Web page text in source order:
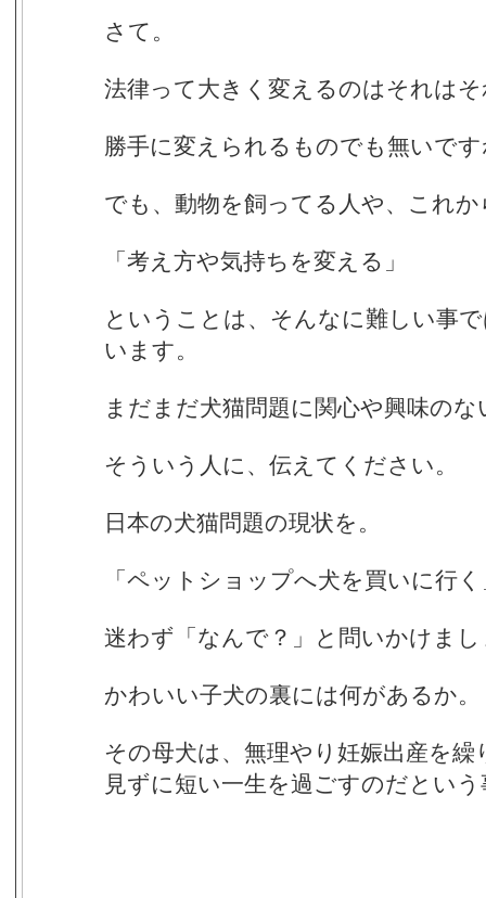
さて。
法律って大きく変えるのはそれは
勝手に変えられるものでも無いで
でも、動物を飼ってる人や、これ
「考え方や気持ちを変える」
ということは、そんなに難しい事
います。
まだまだ犬猫問題に関心や興味の
そういう人に、伝えてください。
日本の犬猫問題の現状を。
「ペットショップへ犬を買いに行
迷わず「なんで？」と問いかけま
かわいい子犬の裏には何があるか。
その母犬は、無理やり妊娠出産を
見ずに短い一生を過ごすのだという